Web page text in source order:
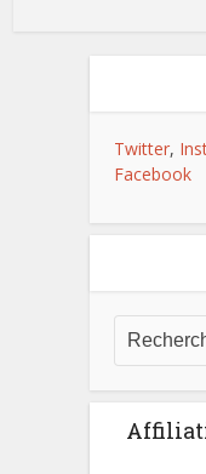
Twitter,
Facebook